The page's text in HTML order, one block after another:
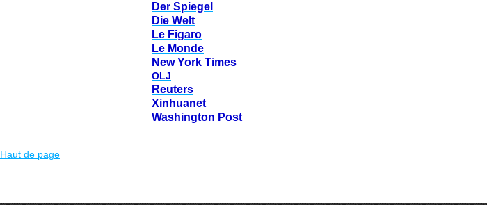
Der Spiegel
Die Welt
Le Figaro
Le Monde
New York Times
OLJ
Reuters
Xinhuanet
Washington Post
Haut de page